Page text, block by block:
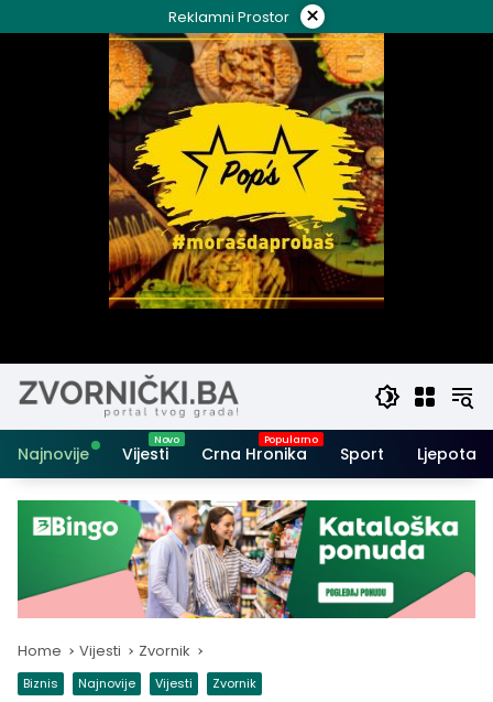
to
Reklamni Prostor ×
Najnovije Vijesti Crna Hronika Sport Ljepota i
Home Vijesti Zvornik
Biznis Najnovije Vijesti Zvornik